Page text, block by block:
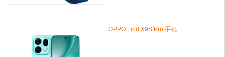
OPPO Find X9S Pro 手机